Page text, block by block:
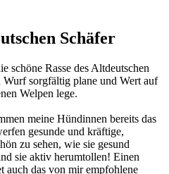
Schäfer
schöne Rasse des Altdeutschen
sorgfältig plane und Wert auf
Welpen lege.
meine Hündinnen bereits das
gesunde und kräftige,
zu sehen, wie sie gesund
sie aktiv herumtollen! Einen
auch das von mir empfohlene